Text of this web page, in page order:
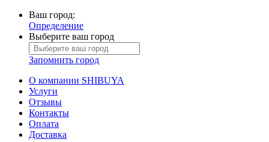
Ваш город:
Определение
Выберите ваш город
Запомнить город
О компании SHIBUYA
Услуги
Отзывы
Контакты
Оплата
Доставка